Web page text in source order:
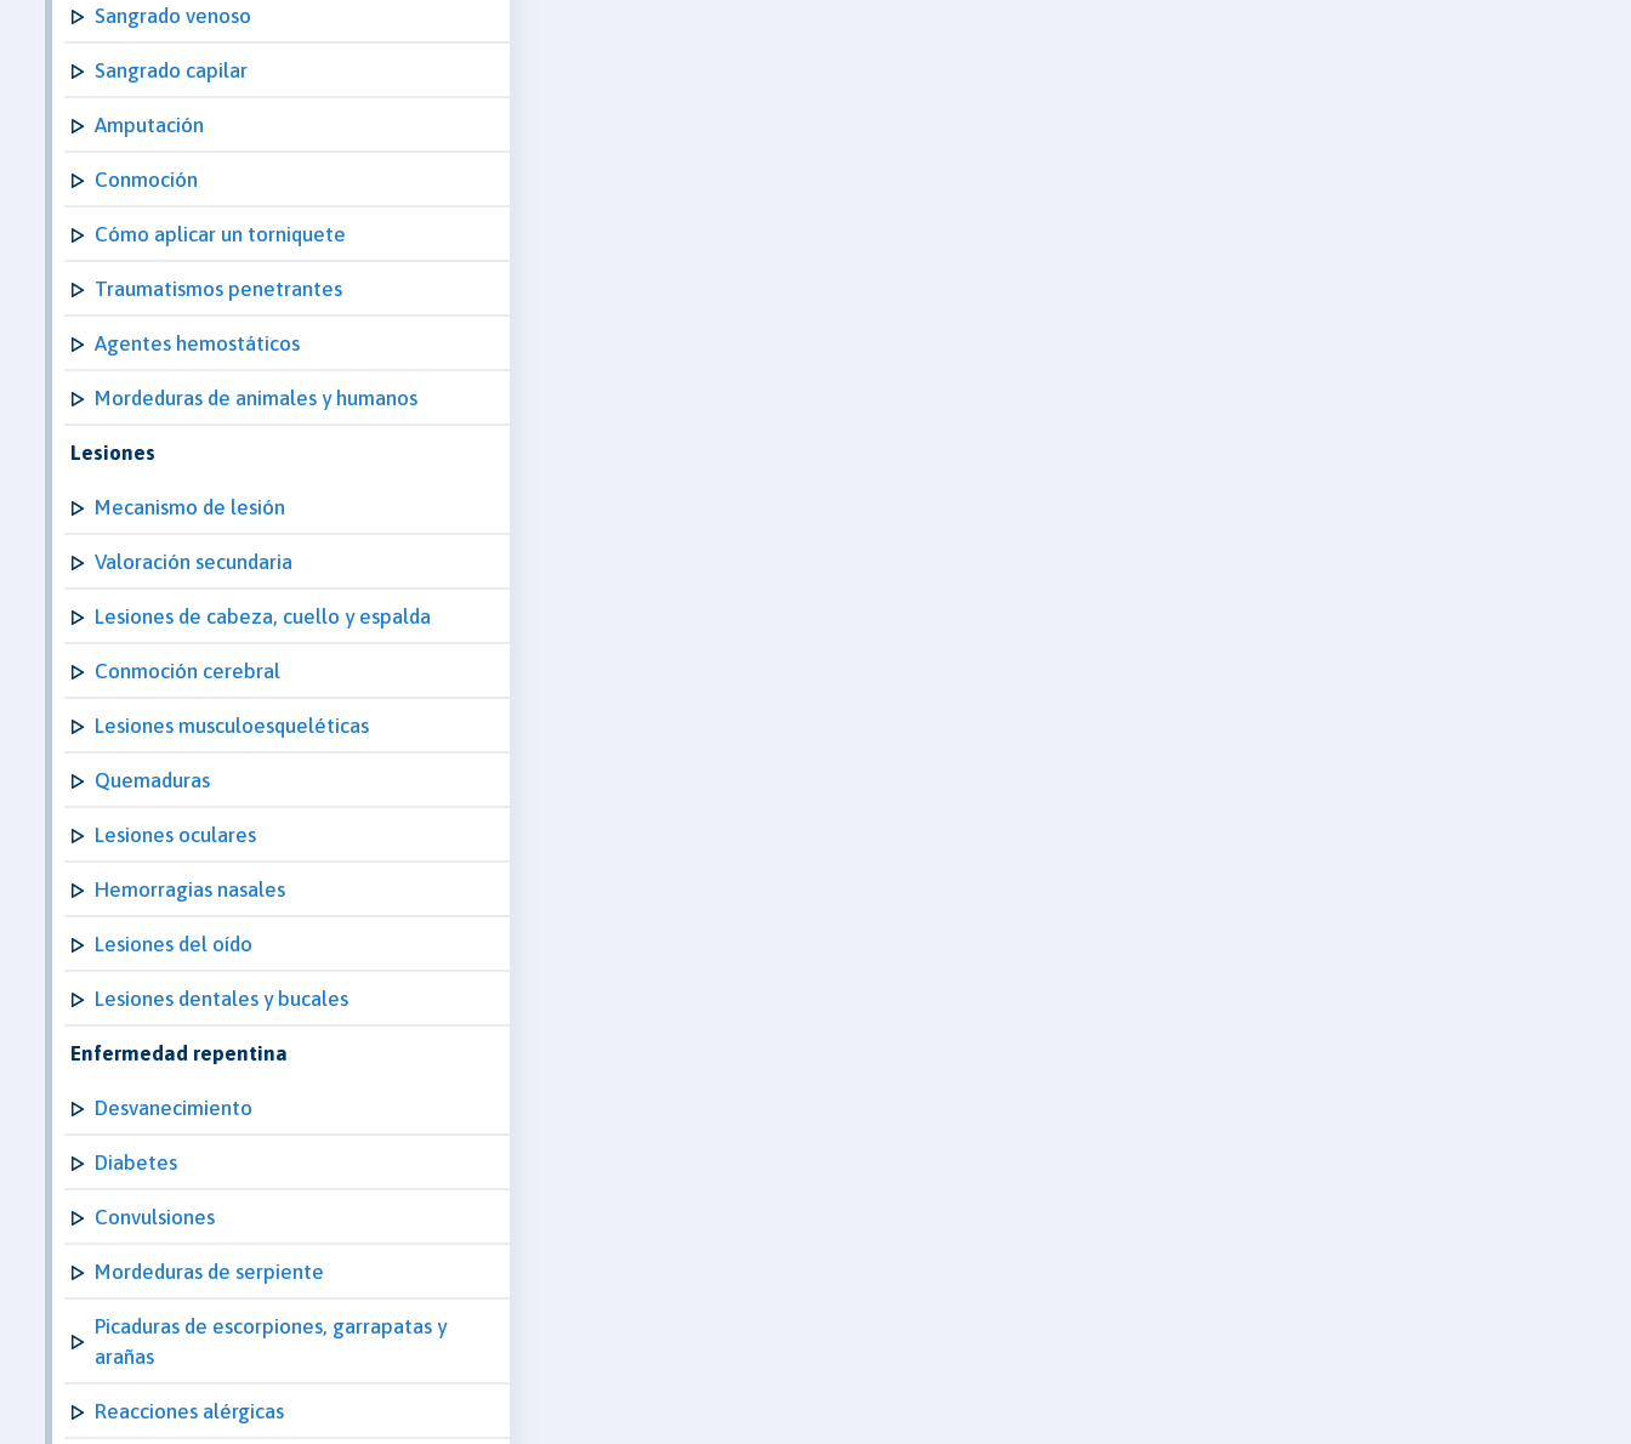
Sangrado venoso
Sangrado capilar
Amputación
Conmoción
Cómo aplicar un torniquete
Traumatismos penetrantes
Agentes hemostáticos
Mordeduras de animales y humanos
Lesiones
Mecanismo de lesión
Valoración secundaria
Lesiones de cabeza, cuello y espalda
Conmoción cerebral
Lesiones musculoesqueléticas
Quemaduras
Lesiones oculares
Hemorragias nasales
Lesiones del oído
Lesiones dentales y bucales
Enfermedad repentina
Desvanecimiento
Diabetes
Convulsiones
Mordeduras de serpiente
Picaduras de escorpiones, garrapatas y
arañas
Reacciones alérgicas